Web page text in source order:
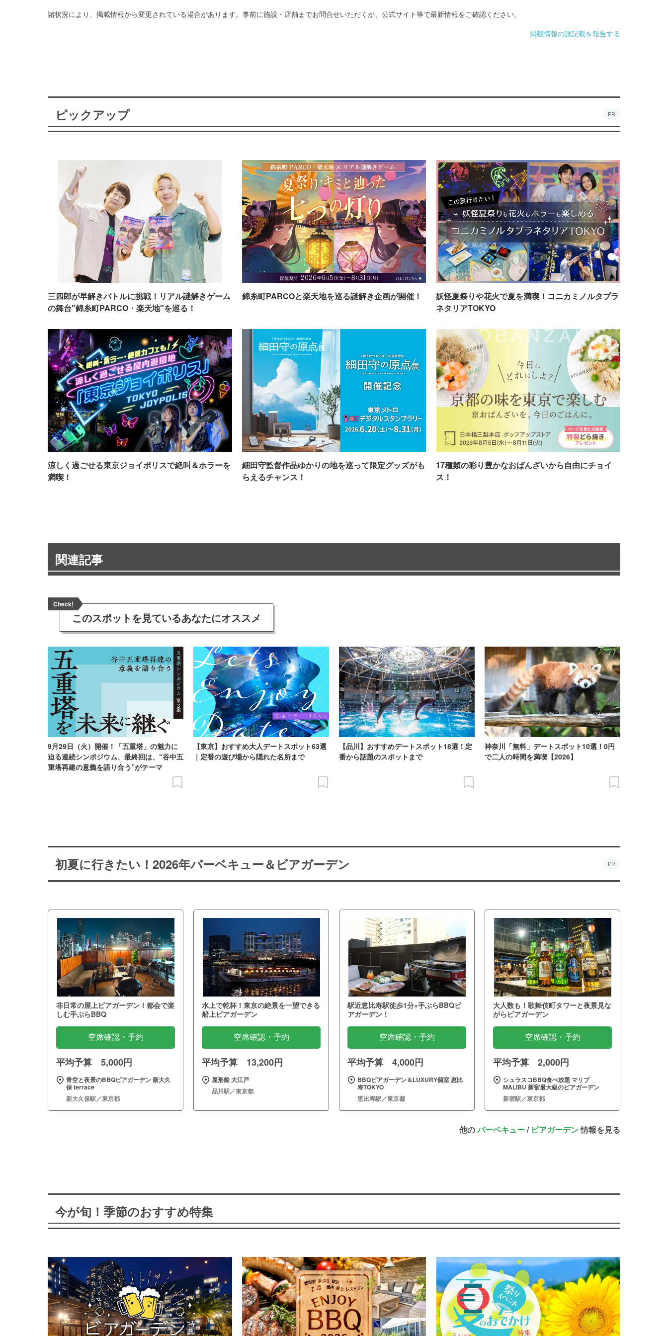
諸状況により、掲載情報から変更されている場合があります。事前に施設・店舗までお問合せいただくか、公式サイト等で最新情報をご確認ください。
掲載情報の誤記載を報告する
ピックアップ PR
三四郎が早解きバトルに挑戦！リアル謎解きゲーム
の舞台"錦糸町PARCO・楽天地"を巡る！
錦糸町PARCOと楽天地を巡る謎解き企画が開催！
妖怪夏祭りや花火で夏を満喫！コニカミノルタプラ
ネタリアTOKYO
涼しく過ごせる東京ジョイポリスで絶叫＆ホラーを
満喫！
細田守監督作品ゆかりの地を巡って限定グッズがも
らえるチャンス！
17種類の彩り豊かなおばんざいから自由にチョイ
ス！
関連記事
Check!
このスポットを見ているあなたにオススメ
9月29日（火）開催！「五重塔」の魅力に
迫る連続シンポジウム、最終回は、“谷中五
重塔再建の意義を語り合う”がテーマ
【東京】おすすめ大人デートスポット63選
｜定番の遊び場から隠れた名所まで
【品川】おすすめデートスポット18選！定
番から話題のスポットまで
神奈川「無料」デートスポット10選！0円
で二人の時間を満喫【2026】
初夏に行きたい！2026年バーベキュー＆ビアガーデン PR
非日常の屋上ビアガーデン！都会で楽
しむ手ぶらBBQ
空席確認・予約
平均予算 5,000円
青空と夜景のBBQビアガーデン 新大久
保 terrace
新大久保駅／東京都
水上で乾杯！東京の絶景を一望できる
船上ビアガーデン
空席確認・予約
平均予算 13,200円
屋形船 大江戸
品川駅／東京都
駅近恵比寿駅徒歩1分×手ぶらBBQビ
アガーデン！
空席確認・予約
平均予算 4,000円
BBQビアガーデン＆LUXURY個室 恵比
寿TOKYO
恵比寿駅／東京都
大人数も！歌舞伎町タワーと夜景見な
がらビアガーデン
空席確認・予約
平均予算 2,000円
シュラスコBBQ食べ放題 マリブ
MALIBU 新宿最大級のビアガーデン
新宿駅／東京都
他のバーベキュー/ ビアガーデン情報を見る
今が旬！季節のおすすめ特集